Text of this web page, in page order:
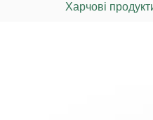
Харчові